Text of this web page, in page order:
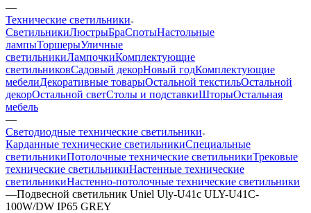
—
Технические светильники
СветильникиЛюстрыБраСпотыНастольные
лампыТоршерыУличные
светильникиЛампочкиКомплектующие
светильниковСадовый декорНовый годКомплектующие
мебелиДекоративные товарыОстальной текстильОстальной
декорОстальной светСтолы и подставкиШторыОстальная
мебель
—
Светодиодные технические светильники
Карданные технические светильникиСпециальные
светильникиПотолочные технические светильникиТрековые
технические светильникиНастенные технические
светильникиНастенно-потолочные технические светильники
—Подвесной светильник Uniel Uly-U41c ULY-U41C-
100W/DW IP65 GREY